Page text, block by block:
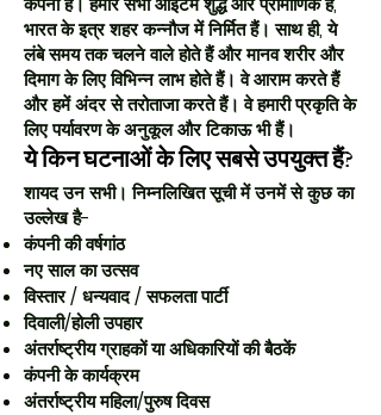
भारत के इत्र शहर कन्नौज में निर्मित हैं। साथ ही, ये
लंबे समय तक चलने वाले होते हैं और मानव शरीर और
दिमाग के लिए विभिन्न लाभ होते हैं। वे आराम करते हैं
और हमें अंदर से तरोताजा करते हैं। वे हमारी प्रकृति के
लिए पर्यावरण के अनुकूल और टिकाऊ भी हैं।
ये किन घटनाओं के लिए सबसे उपयुक्त हैं?
शायद उन सभी। निम्नलिखित सूची में उनमें से कुछ का
उल्लेख है-
कंपनी की वर्षगांठ
नए साल का उत्सव
विस्तार / धन्यवाद / सफलता पार्टी
दिवाली/होली उपहार
अंतर्राष्ट्रीय ग्राहकों या अधिकारियों की बैठकें
कंपनी के कार्यक्रम
अंतर्राष्ट्रीय महिला/पुरुष दिवस